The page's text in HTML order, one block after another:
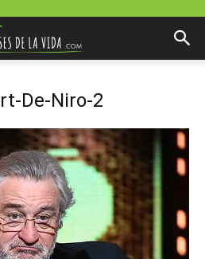
De-Niro-2